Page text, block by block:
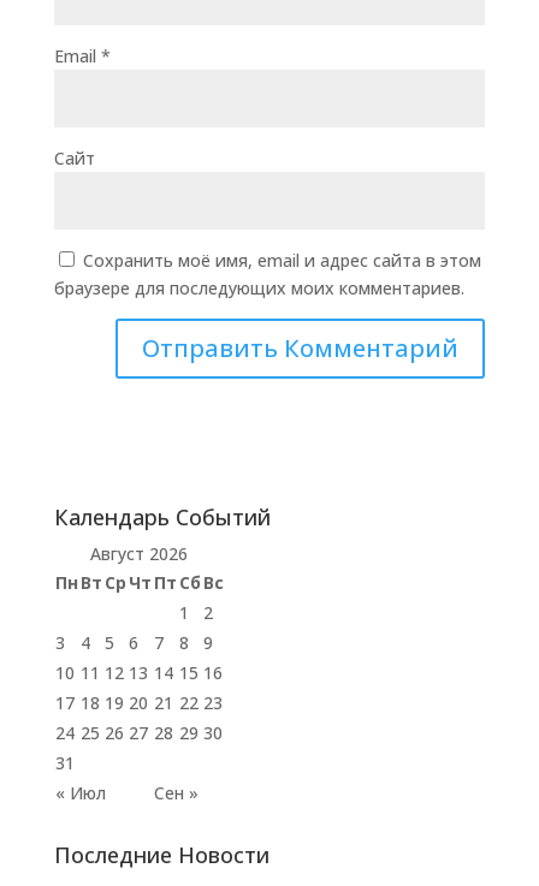
Email *
Сайт
Сохранить моё имя, email и адрес сайта в этом
браузере для последующих моих комментариев.
Календарь Событий
Август 2026
Пн Вт Ср Чт Пт Сб Вс
« Июл Сен »
1
2
3
4 5 6 7 8
9
10 11 12 13 14 15 16
17 18 19 20 21 22 23
24 25 26 27 28 29 30
31
Последние Новости